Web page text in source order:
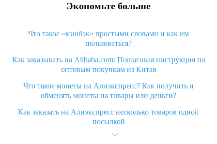
Экономьте больше
Что такое «кэшбэк» простыми словами и как им
пользоваться?
Как заказывать на Alibaba.com: Пошаговая инструкция по
оптовым покупкам из Китая
Что такое монеты на Алиэкспресс? Как получить и
обменять монеты на товары или деньги?
Как заказать на Алиэкспресс несколько товаров одной
посылкой
Что значит статус «Заказ закрыт» на Алиэкспресс и что